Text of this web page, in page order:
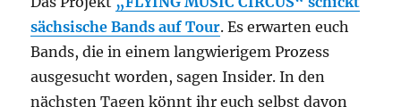
sächsische Bands auf Tour. Es erwarten euch
Bands, die in einem langwierigem Prozess
ausgesucht worden, sagen Insider. In den
nächsten Tagen könnt ihr euch selbst davon